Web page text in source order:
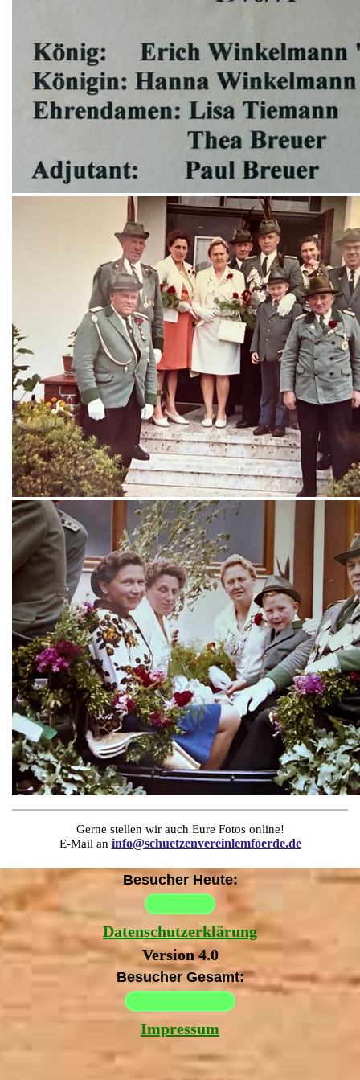
Gerne stellen wir auch Eure Fotos online!
E-Mail an info@schuetzenvereinlemfoerde.de
Besucher Heute:
Datenschutzerklärung
Version 4.0
Besucher Gesamt:
Impressum